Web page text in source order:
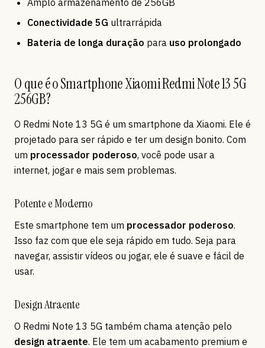
Conectividade 5G ultrarrápida
Bateria de longa duração para uso prolongado
O que é o Smartphone Xiaomi Redmi Note 13 5G
256GB?
O Redmi Note 13 5G é um smartphone da Xiaomi. Ele é
projetado para ser rápido e ter um design bonito. Com
um processador poderoso, você pode usar a
internet, jogar e mais sem problemas.
Potente e Moderno
Este smartphone tem um processador poderoso.
Isso faz com que ele seja rápido em tudo. Seja para
navegar, assistir vídeos ou jogar, ele é suave e fácil de
usar.
Design Atraente
O Redmi Note 13 5G também chama atenção pelo
design atraente. Ele tem um acabamento premium e